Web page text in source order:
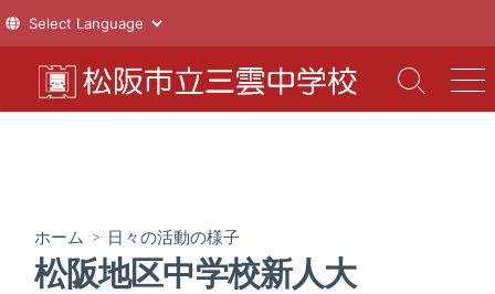
テ
検
索
メ
ニ
ホーム > 日々の活動の様子
松阪地区中学校新人大